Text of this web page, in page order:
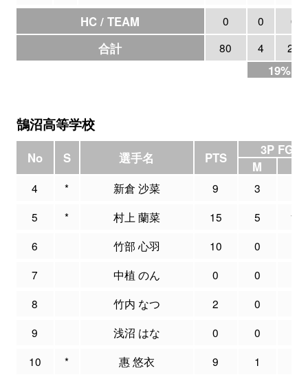
HC / TEAM 0 0 0
合計 80 4 21
19%
鵠沼高等学校
No S 選手名 PTS
3P FG
M
4 * 新倉 沙菜 9 3
5
* 村上 蘭菜 15 5
19
6
竹部 心羽 10 0
7
中植 のん 0 0
8
竹内 なつ 2 0
9
浅沼 はな 0 0
10
* 惠 悠衣 9 1